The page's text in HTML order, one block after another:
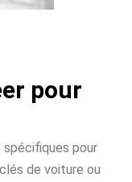
pour
pour
de voiture ou